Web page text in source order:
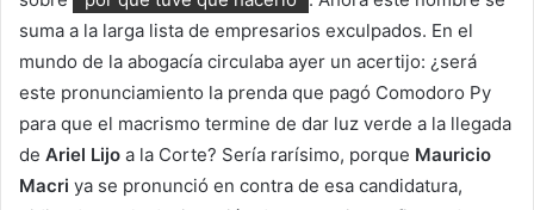
suma a la larga lista de empresarios exculpados. En el
mundo de la abogacía circulaba ayer un acertijo: ¿será
este pronunciamiento la prenda que pagó Comodoro Py
para que el macrismo termine de dar luz verde a la llegada
de Ariel Lijo a la Corte? Sería rarísimo, porque Mauricio
Macri ya se pronunció en contra de esa candidatura,